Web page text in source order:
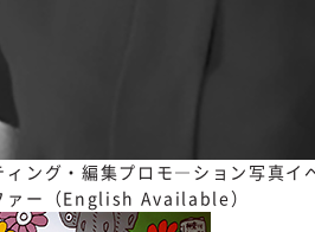
ィング・編集プロモ―ション写真イ
ァー（English Available）